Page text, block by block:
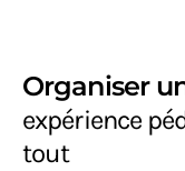
Organiser
expérience
tout